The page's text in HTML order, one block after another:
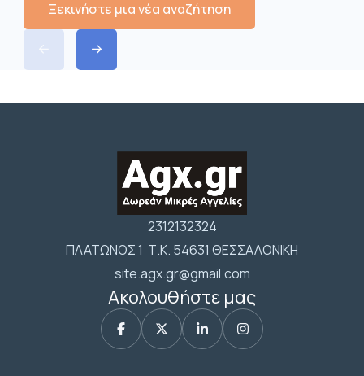
Ξεκινήστε μια νέα αναζήτηση
2312132324
ΠΛΑΤΩΝΟΣ 1 Τ.Κ. 54631 ΘΕΣΣΑΛΟΝΙΚΗ
site.agx.gr@gmail.com
Ακολουθήστε μας